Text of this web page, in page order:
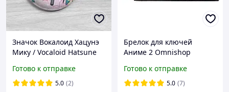
Значок Вокалоид Хацунэ
Мику / Vocaloid Hatsune
Готово к отправке
5.0 (2)
Брелок для ключей
Аниме 2 Omnishop
Готово к отправке
5.0 (7)